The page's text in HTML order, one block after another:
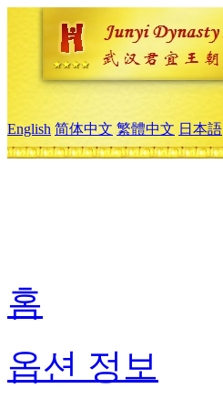
English 简体中文 繁體中文 日本語
홈
옵션 정보